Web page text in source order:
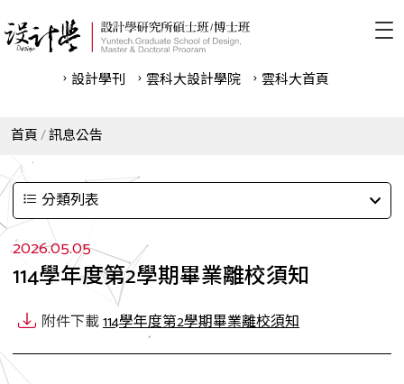
設計學刊 雲科⼤設計學院 雲科⼤首頁
首頁 訊息公告
分類列表
2026.05.05
114學年度第2學期畢業離校須知
附件下載114學年度第2學期畢業離校須知